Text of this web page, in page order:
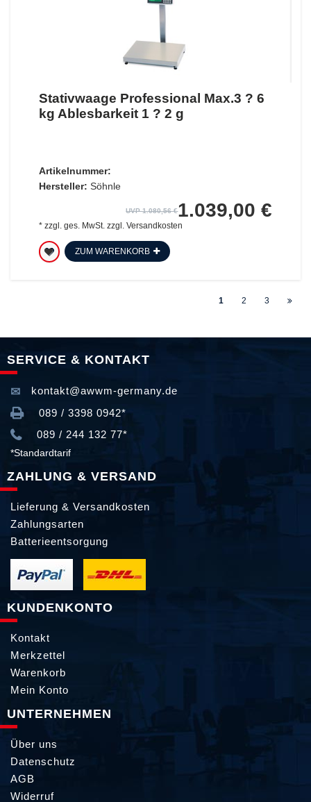
Stativwaage Professional Max.3 ? 6
kg Ablesbarkeit 1 ? 2 g
Artikelnummer:
Hersteller: Söhnle
UVP 1.080,56 €1.039,00 €
* zzgl. ges. MwSt.zzgl. Versandkosten
ZUM WARENKORB
1 2 3
SERVICE & KONTAKT
kontakt@awwm-germany.de
089 / 3398 0942*
089 / 244 132 77*
*Standardtarif
ZAHLUNG & VERSAND
Lieferung & Versandkosten
Zahlungsarten
Batterieentsorgung
KUNDENKONTO
Kontakt
Merkzettel
Warenkorb
Mein Konto
UNTERNEHMEN
Über uns
Datenschutz
AGB
Widerruf